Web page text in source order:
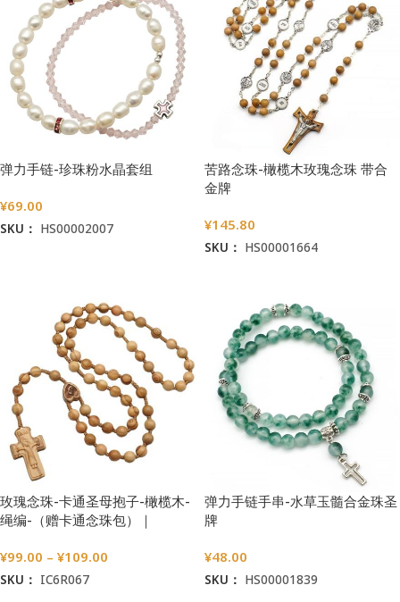
弹力手链-珍珠粉水晶套组
¥69.00
SKU： HS00002007
苦路念珠-橄榄木玫瑰念珠 带合
金牌
¥145.80
SKU： HS00001664
玫瑰念珠-卡通圣母抱子-橄榄木-
绳编-（赠卡通念珠包）｜
¥99.00 – ¥109.00
SKU： IC6R067
弹力手链手串-水草玉髓合金珠圣
牌
¥48.00
SKU： HS00001839